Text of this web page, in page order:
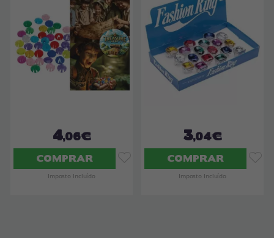
4,06€
COMPRAR
Imposto Incluído
3,04€
COMPRAR
Imposto Incluído